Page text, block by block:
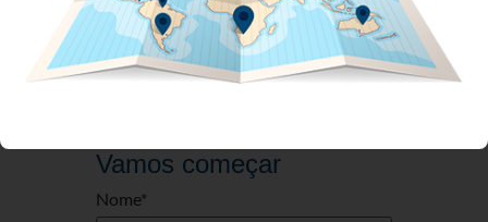
Estamos prontos para uma
conversa!
Vamos começar
Nome*